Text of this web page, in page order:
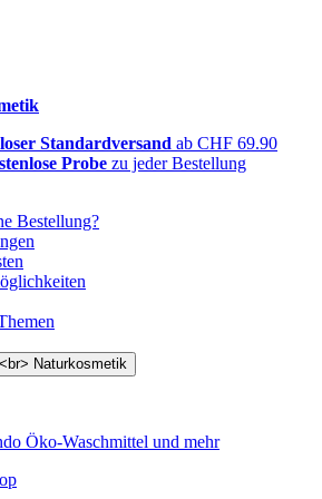
Standardversand ab CHF 69.90
Probe zu jeder Bestellung
Bestellung?
Öko-Waschmittel und mehr